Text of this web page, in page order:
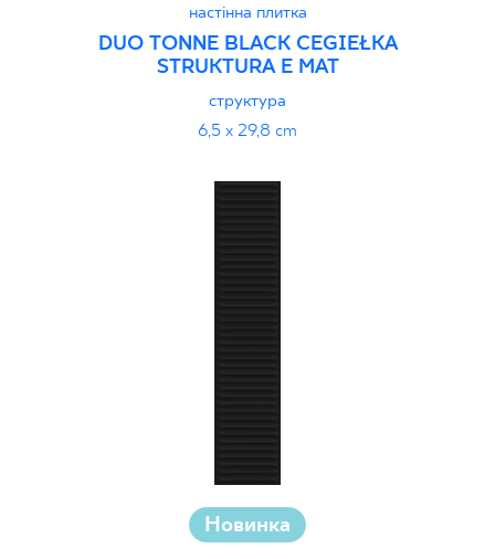
настінна плитка
DUO TONNE BLACK CEGIEŁKA
STRUKTURA E MAT
структура
6,5 x 29,8 cm
Новинка